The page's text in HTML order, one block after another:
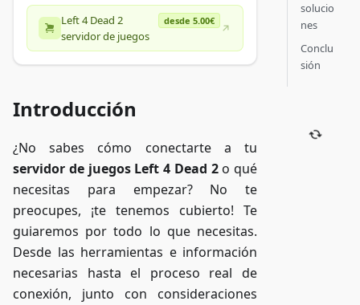
Left 4 Dead 2
servidor de juegos
desde 5.00€
Introducción
¿No sabes cómo conectarte a tu
servidor de juegos Left 4 Dead 2o qué
necesitas para empezar? No te
preocupes, ¡te tenemos cubierto! Te
guiaremos por todo lo que necesitas.
Desde las herramientas e información
necesarias hasta el proceso real de
conexión, junto con consideraciones
solucio
nes
Conclu
sión